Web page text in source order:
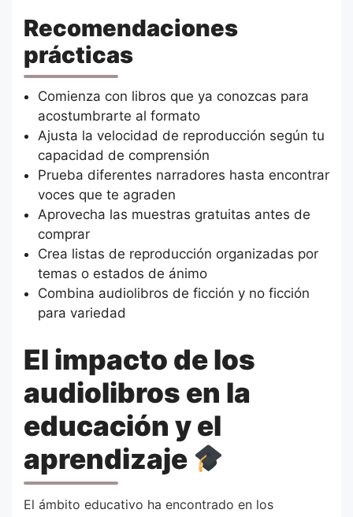
Recomendaciones
prácticas
Comienza con libros que ya conozcas para
acostumbrarte al formato
Ajusta la velocidad de reproducción según tu
capacidad de comprensión
Prueba diferentes narradores hasta encontrar
voces que te agraden
Aprovecha las muestras gratuitas antes de
comprar
Crea listas de reproducción organizadas por
temas o estados de ánimo
Combina audiolibros de ficción y no ficción
para variedad
El impacto de los
audiolibros en la
educación y el
aprendizaje
El ámbito educativo ha encontrado en los